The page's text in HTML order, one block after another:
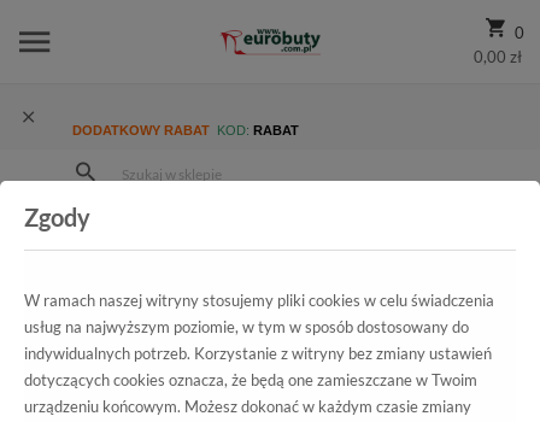
0
0,00 zł
DODATKOWY RABAT KOD: RABAT
Damskie
Trzewiki I Botki
Wszystkie produkty
Zgody
W ramach naszej witryny stosujemy pliki cookies w celu świadczenia
usług na najwyższym poziomie, w tym w sposób dostosowany do
indywidualnych potrzeb. Korzystanie z witryny bez zmiany ustawień
dotyczących cookies oznacza, że będą one zamieszczane w Twoim
urządzeniu końcowym. Możesz dokonać w każdym czasie zmiany